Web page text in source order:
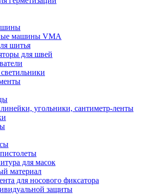
машины VMA
шитья
для швей
угольники, сантиметр-ленты
для масок
материал
для носового фиксатора
защиты